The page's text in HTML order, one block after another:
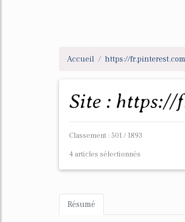
Accueil https://fr.pinterest.com
Site :
Classement : 501 / 1893
4 articles sélectionnés
Résumé